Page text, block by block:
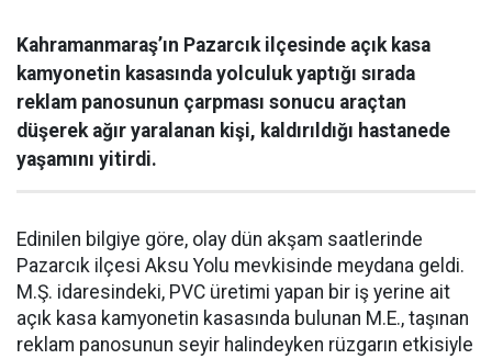
Kahramanmaraş’ın Pazarcık ilçesinde açık kasa
kamyonetin kasasında yolculuk yaptığı sırada
reklam panosunun çarpması sonucu araçtan
düşerek ağır yaralanan kişi, kaldırıldığı hastanede
yaşamını yitirdi.
Edinilen bilgiye göre, olay dün akşam saatlerinde
Pazarcık ilçesi Aksu Yolu mevkisinde meydana geldi.
M.Ş. idaresindeki, PVC üretimi yapan bir iş yerine ait
açık kasa kamyonetin kasasında bulunan M.E., taşınan
reklam panosunun seyir halindeyken rüzgarın etkisiyle